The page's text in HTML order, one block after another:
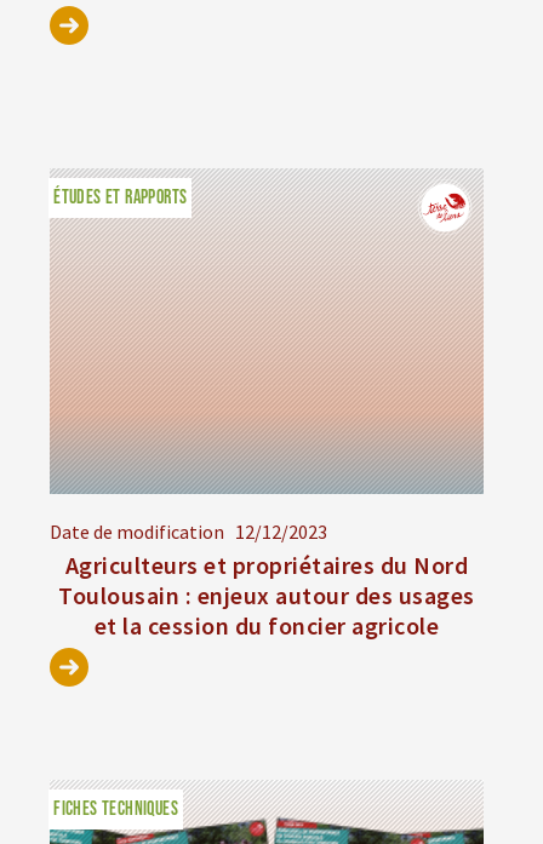
Date de modification 12/12/2023
Agriculteurs et propriétaires du Nord
Toulousain : enjeux autour des usages
et la cession du foncier agricole
ÉTUDES ET RAPPORTS
FICHES TECHNIQUES